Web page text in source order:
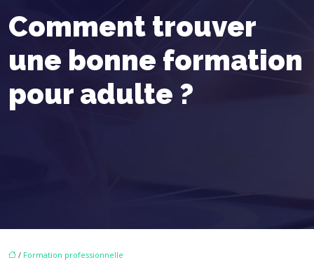
Comment trouver
une bonne formation
pour adulte ?
/ Formation professionnelle